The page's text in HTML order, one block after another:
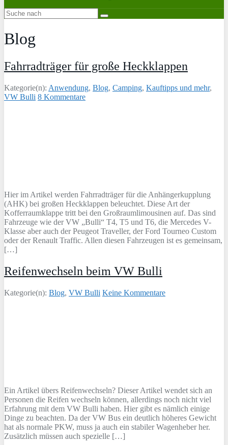
Blog
Fahrradträger für große Heckklappen
Kategorie(n): Anwendung, Blog, Camping, Kauftipps und mehr,
VW Bulli 8 Kommentare
Hier im Artikel werden Fahrradträger für die Anhängerkupplung
(AHK) bei großen Heckklappen beleuchtet. Diese Art der
Kofferraumklappe tritt bei den Großraumlimousinen auf. Das sind
Fahrzeuge wie der VW „Bulli“ T4, T5 und T6, die Mercedes V-
Klasse aber auch der Peugeot Traveller, der Ford Tourneo Custom
oder der Renault Traffic. Allen diesen Fahrzeugen ist es gemeinsam,
[…]
Reifenwechseln beim VW Bulli
Kategorie(n): Blog, VW Bulli Keine Kommentare
Ein Artikel übers Reifenwechseln? Dieser Artikel wendet sich an
Personen die Reifen wechseln können, allerdings noch nicht viel
Erfahrung mit dem VW Bulli haben. Hier gibt es nämlich einige
Dinge zu beachten. Da der VW Bus ein deutlich höheres Gewicht
hat als normale PKW, muss ja auch ein stabiler Wagenheber her.
Zusätzlich müssen auch spezielle […]